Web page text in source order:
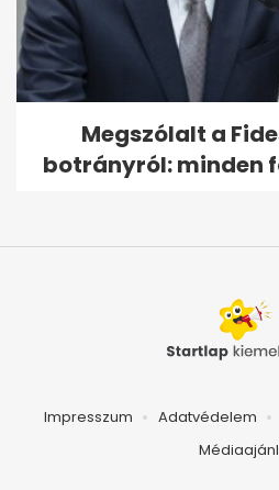
Megszólalt a
botrányról: minden
Impresszum Adatvédelem